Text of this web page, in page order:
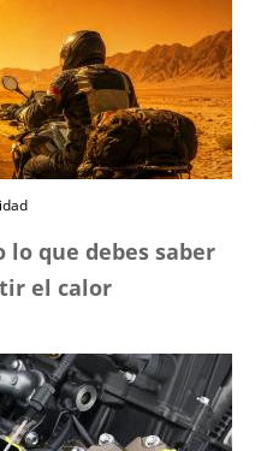
que debes saber
el calor